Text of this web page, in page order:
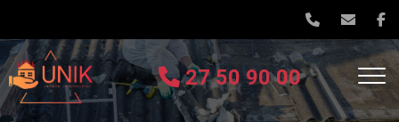
hovedindhold
27 50 90 00